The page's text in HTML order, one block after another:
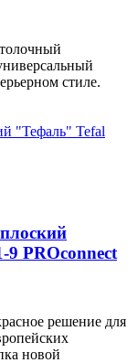
стиле.
PROconnect
решение для
новой